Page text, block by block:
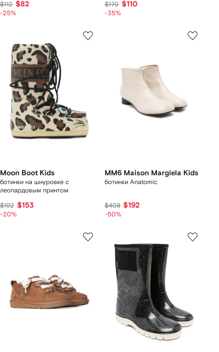
$112 $82
-25%
$170 $110
-35%
Moon Boot Kids
ботинки на шнуровке с
леопардовым принтом
$192 $153
-20%
MM6 Maison Margiela Kids
ботинки Anatomic
$408 $192
-50%